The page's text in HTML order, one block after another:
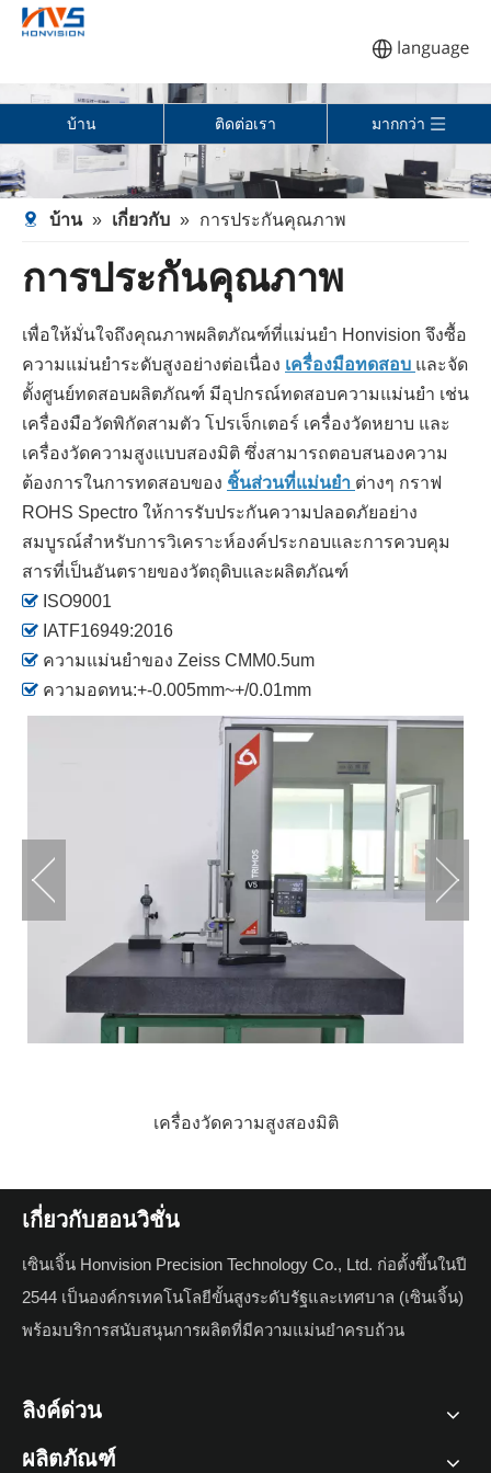
บ้าน ติดต่อเรา มากกว่า
บ้าน » เกี่ยวกับ » การประกันคุณภาพ
การประกันคุณภาพ
เพื่อให้มั่นใจถึงคุณภาพผลิตภัณฑ์ที่แม่นยำ Honvision จึงซื้อ
ความแม่นยำระดับสูงอย่างต่อเนื่อง เครื่องมือทดสอบ และจัด
ตั้งศูนย์ทดสอบผลิตภัณฑ์ มีอุปกรณ์ทดสอบความแม่นยำ เช่น
เครื่องมือวัดพิกัดสามตัว โปรเจ็กเตอร์ เครื่องวัดหยาบ และ
เครื่องวัดความสูงแบบสองมิติ ซึ่งสามารถตอบสนองความ
ต้องการในการทดสอบของ ชิ้นส่วนที่แม่นยำ ต่างๆ กราฟ
ROHS Spectro ให้การรับประกันความปลอดภัยอย่าง
สมบูรณ์สำหรับการวิเคราะห์องค์ประกอบและการควบคุม
สารที่เป็นอันตรายของวัตถุดิบและผลิตภัณฑ์
 ISO9001
 IATF16949:2016
 ความแม่นยำของ Zeiss CMM0.5um
 ความอดทน:+-0.005mm~+/0.01mm
เครื่องวัดความสูงสองมิติ
เกี่ยวกับฮอนวิชั่น
เซินเจิ้น Honvision Precision Technology Co., Ltd. ก่อตั้งขึ้นในปี
2544 เป็นองค์กรเทคโนโลยีขั้นสูงระดับรัฐและเทศบาล (เซินเจิ้น)
พร้อมบริการสนับสนุนการผลิตที่มีความแม่นยำครบถ้วน
ลิงค์ด่วน
ผลิตภัณฑ์